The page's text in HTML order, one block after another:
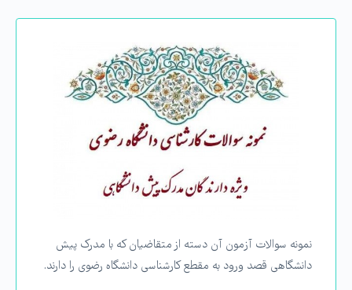
نمونه سوالات آزمون آن دسته از متقاضیان که با مدرک پیش
دانشگاهی قصد ورود به مقطع کارشناسی دانشگاه رضوی را دارند.